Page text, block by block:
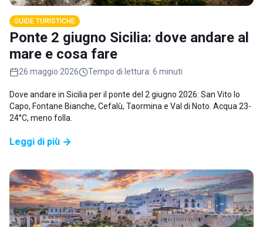
GUIDE TURISTICHE
Ponte 2 giugno Sicilia: dove andare al
mare e cosa fare
26 maggio 2026 Tempo di lettura: 6 minuti
Dove andare in Sicilia per il ponte del 2 giugno 2026: San Vito lo
Capo, Fontane Bianche, Cefalù, Taormina e Val di Noto. Acqua 23-
24°C, meno folla.
Leggi di più